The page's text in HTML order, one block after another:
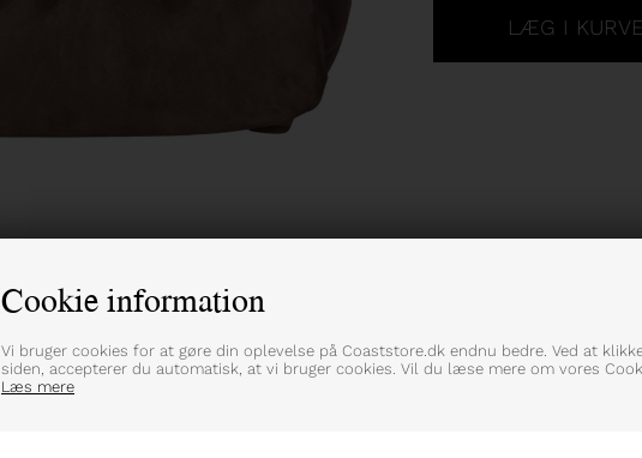
Cookie information
Vi bruger cookies for at gøre din oplevelse på Coaststore.dk endnu bedre. Ved at
siden, accepterer du automatisk, at vi bruger cookies. Vil du læse mere om vores
Læs mere